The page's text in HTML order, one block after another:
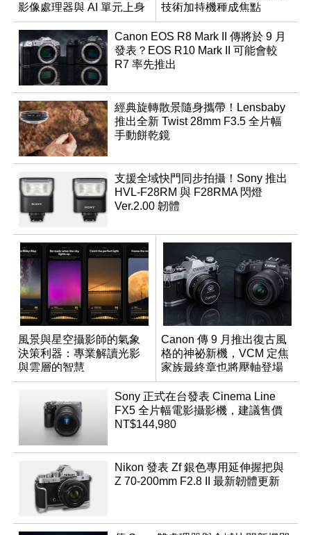
影像處理器與 AI 單元上身
技術加持機種成焦點
Canon EOS R8 Mark II 傳將於 9 月
發表？EOS R10 Mark II 可能會較
R7 率先推出
經典旋轉散景隨身攜帶！Lensbaby
推出全新 Twist 28mm F3.5 全片幅
手動餅乾鏡
支援全域快門同步拍攝！Sony 推出
HVL-F28RM 與 F28RMA 閃燈
Ver.2.00 韌體
風景與星空攝影師的氣象
決策利器：專業解讀光影
與雲層的智慧
App「Atmos」登場
Canon 傳 9 月推出復古風
格的神祕新機，VCM 定焦
家族最終章也將壓軸登場
Sony 正式在台發表 Cinema Line
FX5 全片幅電影攝影機，建議售價
NT$144,980
Nikon 發表 Zf 銀色專用延伸握把與
Z 70-200mm F2.8 II 最新韌體更新